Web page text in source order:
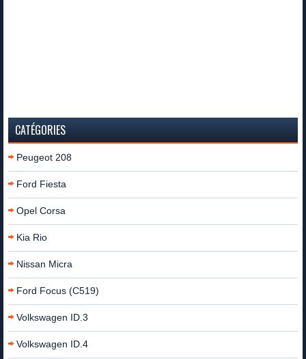
CATÉGORIES
Peugeot 208
Ford Fiesta
Opel Corsa
Kia Rio
Nissan Micra
Ford Focus (C519)
Volkswagen ID.3
Volkswagen ID.4